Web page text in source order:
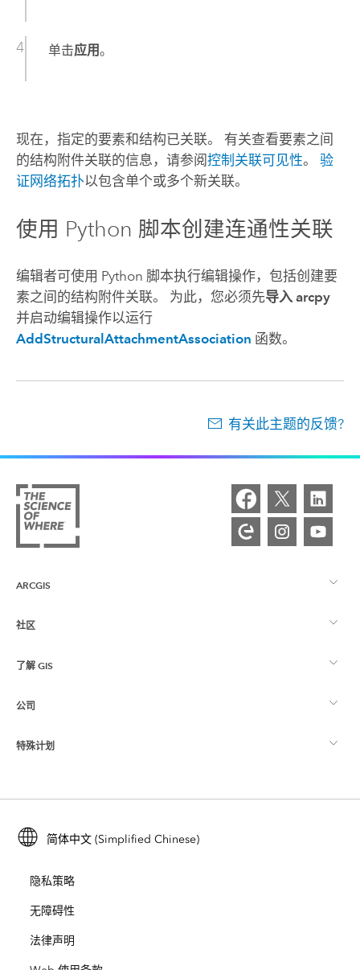
单击应用。
现在，指定的要素和结构已关联。 有关查看要素之间
的结构附件关联的信息，请参阅控制关联可见性。 验
证网络拓扑以包含单个或多个新关联。
使用 Python 脚本创建连通性关联
编辑者可使用 Python 脚本执行编辑操作，包括创建要
素之间的结构附件关联。 为此，您必须先导入 arcpy
并启动编辑操作以运行
AddStructuralAttachmentAssociation 函数。
有关此主题的反馈?
ARCGIS
ArcGIS 概览
制图
Esri Store
社区
Esri 社区
ArcGIS 博客
Esri 年轻专家关系网
了解 GIS
什么是 GIS？
位置智能
培训
ArcUser
ArcNews
ArcWatch
公司
关于 Esri
招贤纳士
开放视野
特殊计划
ArcGIS for Student Use
保护
简体中文 (Simplified Chinese)
隐私策略
无障碍性
法律声明